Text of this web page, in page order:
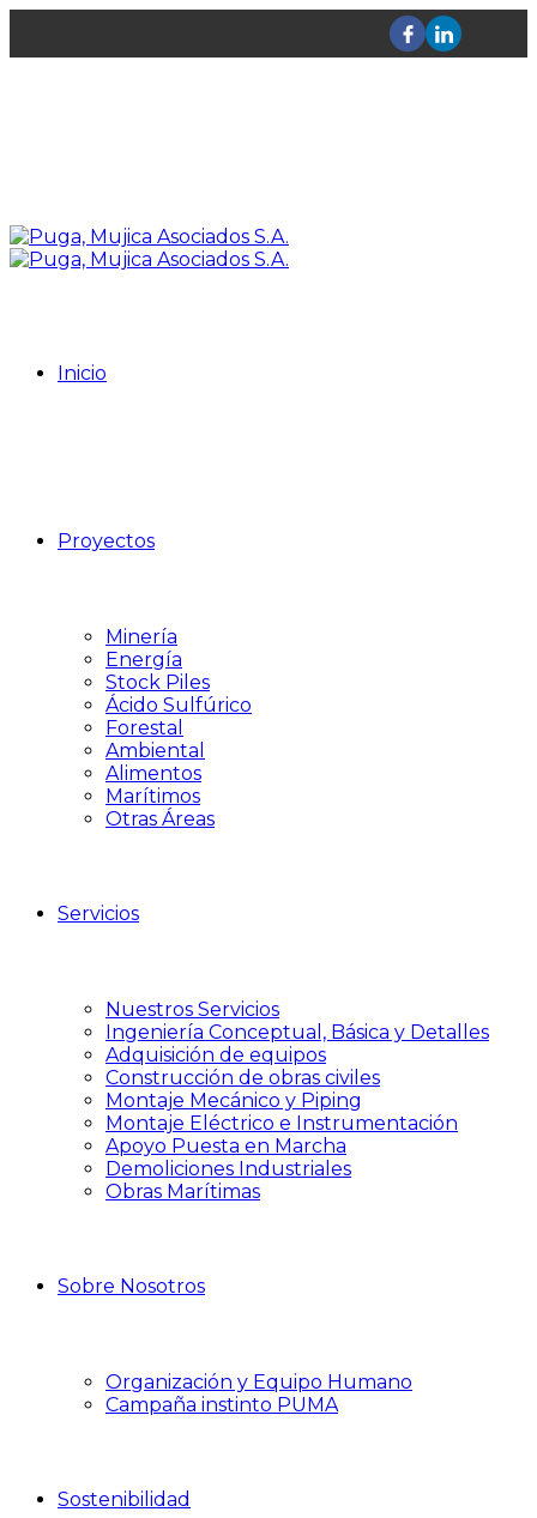
Inicio
Proyectos
Minería
Energía
Stock Piles
Ácido Sulfúrico
Forestal
Ambiental
Alimentos
Marítimos
Otras Áreas
Servicios
Nuestros Servicios
Ingeniería Conceptual, Básica y Detalles
Adquisición de equipos
Construcción de obras civiles
Montaje Mecánico y Piping
Montaje Eléctrico e Instrumentación
Apoyo Puesta en Marcha
Demoliciones Industriales
Obras Marítimas
Sobre Nosotros
Organización y Equipo Humano
Campaña instinto PUMA
Sostenibilidad